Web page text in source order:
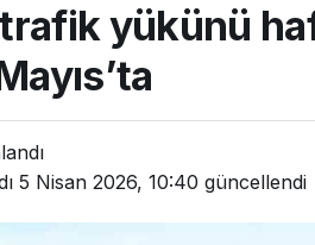
yükünü
5 Nisan 2026, 10:40 güncellendi